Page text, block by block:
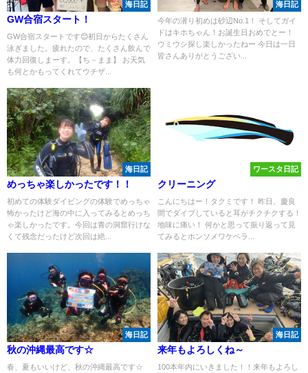
海日記
GW合宿スタート！
GW合宿スタートです😊初日からたくさん
泳ぎました。疲れたので、たくさん飲んで
体力回復しまーす。【ち－まま】 お天気
も何とかもってくれてウチザ...
海日記
今年の潜り初めは砂辺No.1！ そしてガイ
ドはキホちゃん！お誕生日おめでとー！
ウミウシ探し楽しかったねー 今日は一日
皆さんありがとうござい...
海日記
めっちゃ楽しかったです！！
初めての体験ダイビングの体験でめっちゃ
怖かったけど海の中に入ってみるとめっち
ゃ楽しかったです。今回は青の洞窟行けな
くて残念だったけど次回は絶...
ワースタ日記
クリーニング
こんにちはー！タクミです！ 昨日、慶良
間でダイブしていると耳がチクチクする！
地味に痛い！ 何かと思って振り返って見
てみるとホンソメワケベラ...
海日記
秋の沖縄最高です☆
春、夏もいいけど、秋の沖縄最高です☆
海日記
来年もよろしくね～
100本年内にいきました！！来年もよろし